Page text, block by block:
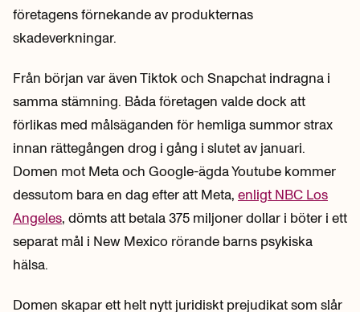
företagens förnekande av produkternas
skadeverkningar.
Från början var även Tiktok och Snapchat indragna i
samma stämning. Båda företagen valde dock att
förlikas med målsäganden för hemliga summor strax
innan rättegången drog i gång i slutet av januari.
Domen mot Meta och Google-ägda Youtube kommer
dessutom bara en dag efter att Meta, enligt NBC Los
Angeles, dömts att betala 375 miljoner dollar i böter i ett
separat mål i New Mexico rörande barns psykiska
hälsa.
Domen skapar ett helt nytt juridiskt prejudikat som slår